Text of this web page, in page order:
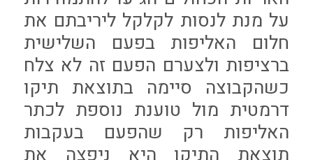
על מנת לנסות לקלקל ליריבתם את
חלום האליפות בפעם השלישית
ברציפות ולצערם הפעם זה לא צלח
כשהקבוצה סיימה בתוצאת תיקו
דרמטית מול טוענת נוספת לכתר
האליפות רק שהפעם בעקבות